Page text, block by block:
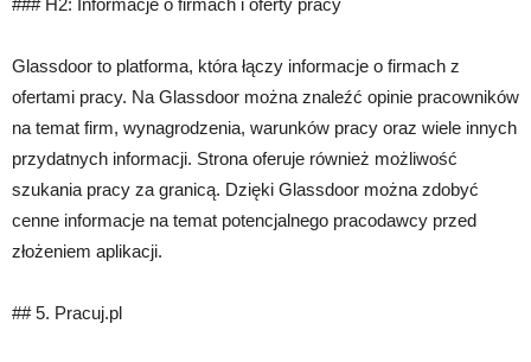
Glassdoor to platforma, która łączy informacje o firmach z
ofertami pracy. Na Glassdoor można znaleźć opinie pracowników
na temat firm, wynagrodzenia, warunków pracy oraz wiele innych
przydatnych informacji. Strona oferuje również możliwość
szukania pracy za granicą. Dzięki Glassdoor można zdobyć
cenne informacje na temat potencjalnego pracodawcy przed
złożeniem aplikacji.
## 5. Pracuj.pl